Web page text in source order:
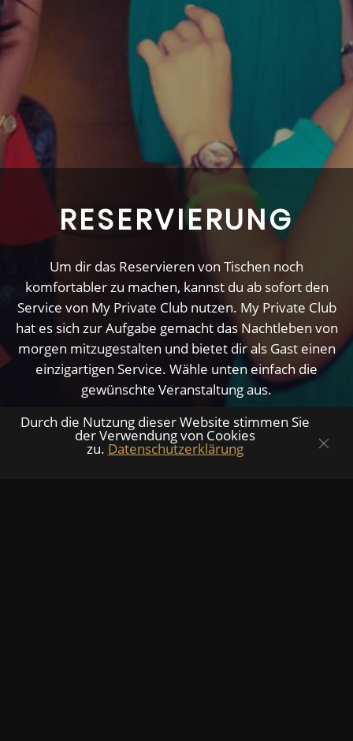
Durch die Nutzung dieser Website stimmen Sie
der Verwendung von Cookies
zu. Datenschutzerklärung
RESERVIERUNG
Um dir das Reservieren von Tischen noch
komfortabler zu machen, kannst du ab sofort den
Service von My Private Club nutzen. My Private Club
hat es sich zur Aufgabe gemacht das Nachtleben von
morgen mitzugestalten und bietet dir als Gast einen
einzigartigen Service. Wähle unten einfach die
gewünschte Veranstaltung aus.